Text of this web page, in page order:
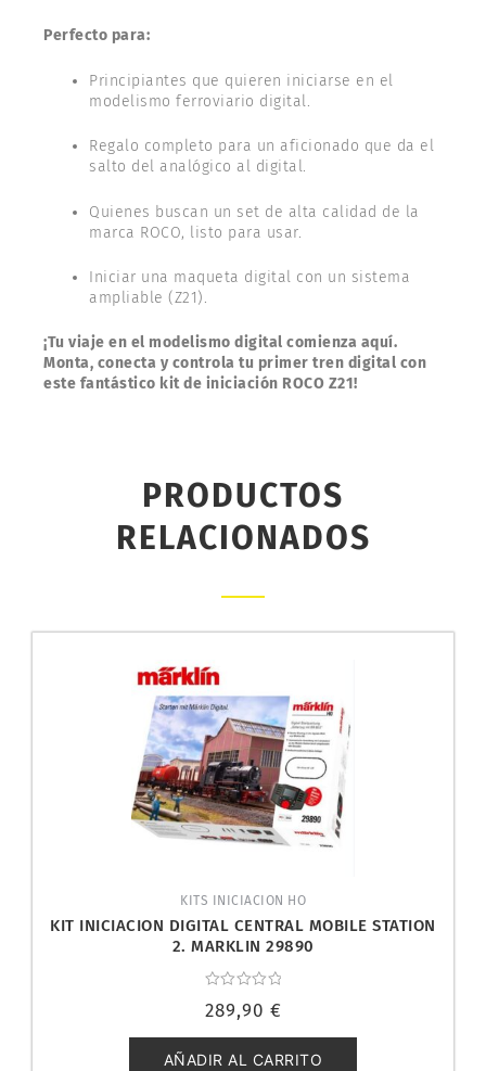
Perfecto para:
Principiantes que quieren iniciarse en el
modelismo ferroviario digital.
Regalo completo para un aficionado que da el
salto del analógico al digital.
Quienes buscan un set de alta calidad de la
marca ROCO, listo para usar.
Iniciar una maqueta digital con un sistema
ampliable (Z21).
¡Tu viaje en el modelismo digital comienza aquí.
Monta, conecta y controla tu primer tren digital con
este fantástico kit de iniciación ROCO Z21!
PRODUCTOS
RELACIONADOS
KITS INICIACION HO
KIT INICIACION DIGITAL CENTRAL MOBILE STATION
2. MARKLIN 29890
con
de
5
289,90 €
AÑADIR AL CARRITO